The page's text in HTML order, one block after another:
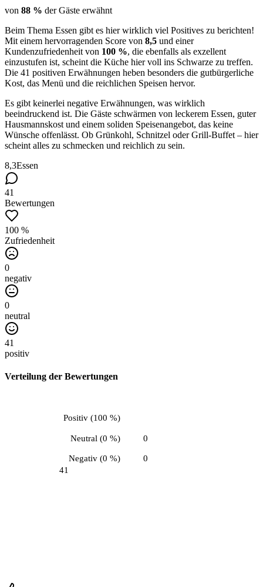
von 88 % der Gäste erwähnt
Beim Thema Essen gibt es hier wirklich viel Positives zu berichten!
Mit einem hervorragenden Score von 8,5 und einer
Kundenzufriedenheit von 100 %, die ebenfalls als exzellent
einzustufen ist, scheint die Küche hier voll ins Schwarze zu treffen.
Die 41 positiven Erwähnungen heben besonders die gutbürgerliche
Kost, das Menü und die reichlichen Speisen hervor.
Es gibt keinerlei negative Erwähnungen, was wirklich
beeindruckend ist. Die Gäste schwärmen von leckerem Essen, guter
Hausmannskost und einem soliden Speisenangebot, das keine
Wünsche offenlässt. Ob Grünkohl, Schnitzel oder Grill-Buffet – hier
scheint alles zu schmecken und reichlich zu sein.
8,3Essen
41
Bewertungen
100 %
Zufriedenheit
0
negativ
0
neutral
41
positiv
Verteilung der Bewertungen
0
Negativ(0 %)
0
Neutral (0 %)
41
Positiv(100 %)